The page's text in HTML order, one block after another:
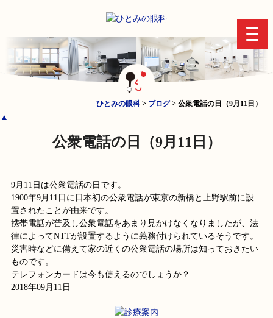
toggle
ひとみの眼科> ブログ>公衆電話の日（9月11日）
▲
公衆電話の日（9月11日）
9月11日は公衆電話の日です。
1900年9月11日に日本初の公衆電話が東京の新橋と上野駅前に設
置されたことが由来です。
携帯電話が普及し公衆電話をあまり見かけなくなりましたが、法
律によってNTTが設置するように義務付けられているそうです。
災害時などに備えて家の近くの公衆電話の場所は知っておきたい
ものです。
テレフォンカードは今も使えるのでしょうか？
2018年09月11日